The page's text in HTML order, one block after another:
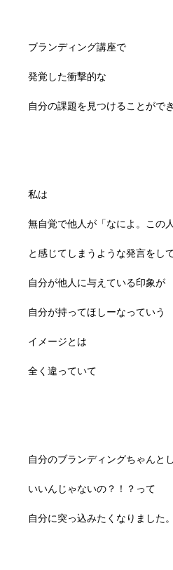
ブランディング講座で
発覚した衝撃的な
自分の課題を見つけることがで
私は
無自覚で他人が「なによ。この人
と感じてしまうような発言をし
自分が他人に与えている印象が
自分が持ってほしーなっていう
イメージとは
全く違っていて
自分のブランディングちゃんと
いいんじゃないの？！？って
自分に突っ込みたくなりました。